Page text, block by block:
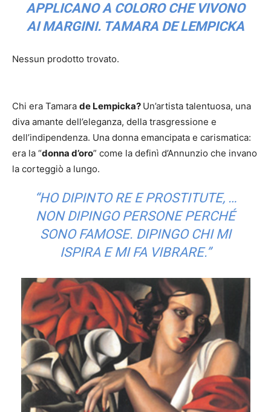
APPLICANO A COLORO CHE VIVONO
AI MARGINI. TAMARA DE LEMPICKA
Nessun prodotto trovato.
Chi era Tamara de Lempicka? Un’artista talentuosa, una
diva amante dell’eleganza, della trasgressione e
dell’indipendenza. Una donna emancipata e carismatica:
era la “donna d’oro” come la definì d’Annunzio che invano
la corteggiò a lungo.
“HO DIPINTO RE E PROSTITUTE, …
NON DIPINGO PERSONE PERCHÉ
SONO FAMOSE. DIPINGO CHI MI
ISPIRA E MI FA VIBRARE.”